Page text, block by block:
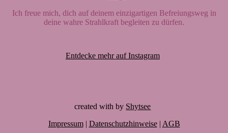
Ich freue mich, dich auf deinem einzigartigen Befreiungsweg in
deine wahre Strahlkraft begleiten zu dürfen.
Entdecke mehr auf Instagram
created withby Shytsee
Impressum| Datenschutzhinweise| AGB